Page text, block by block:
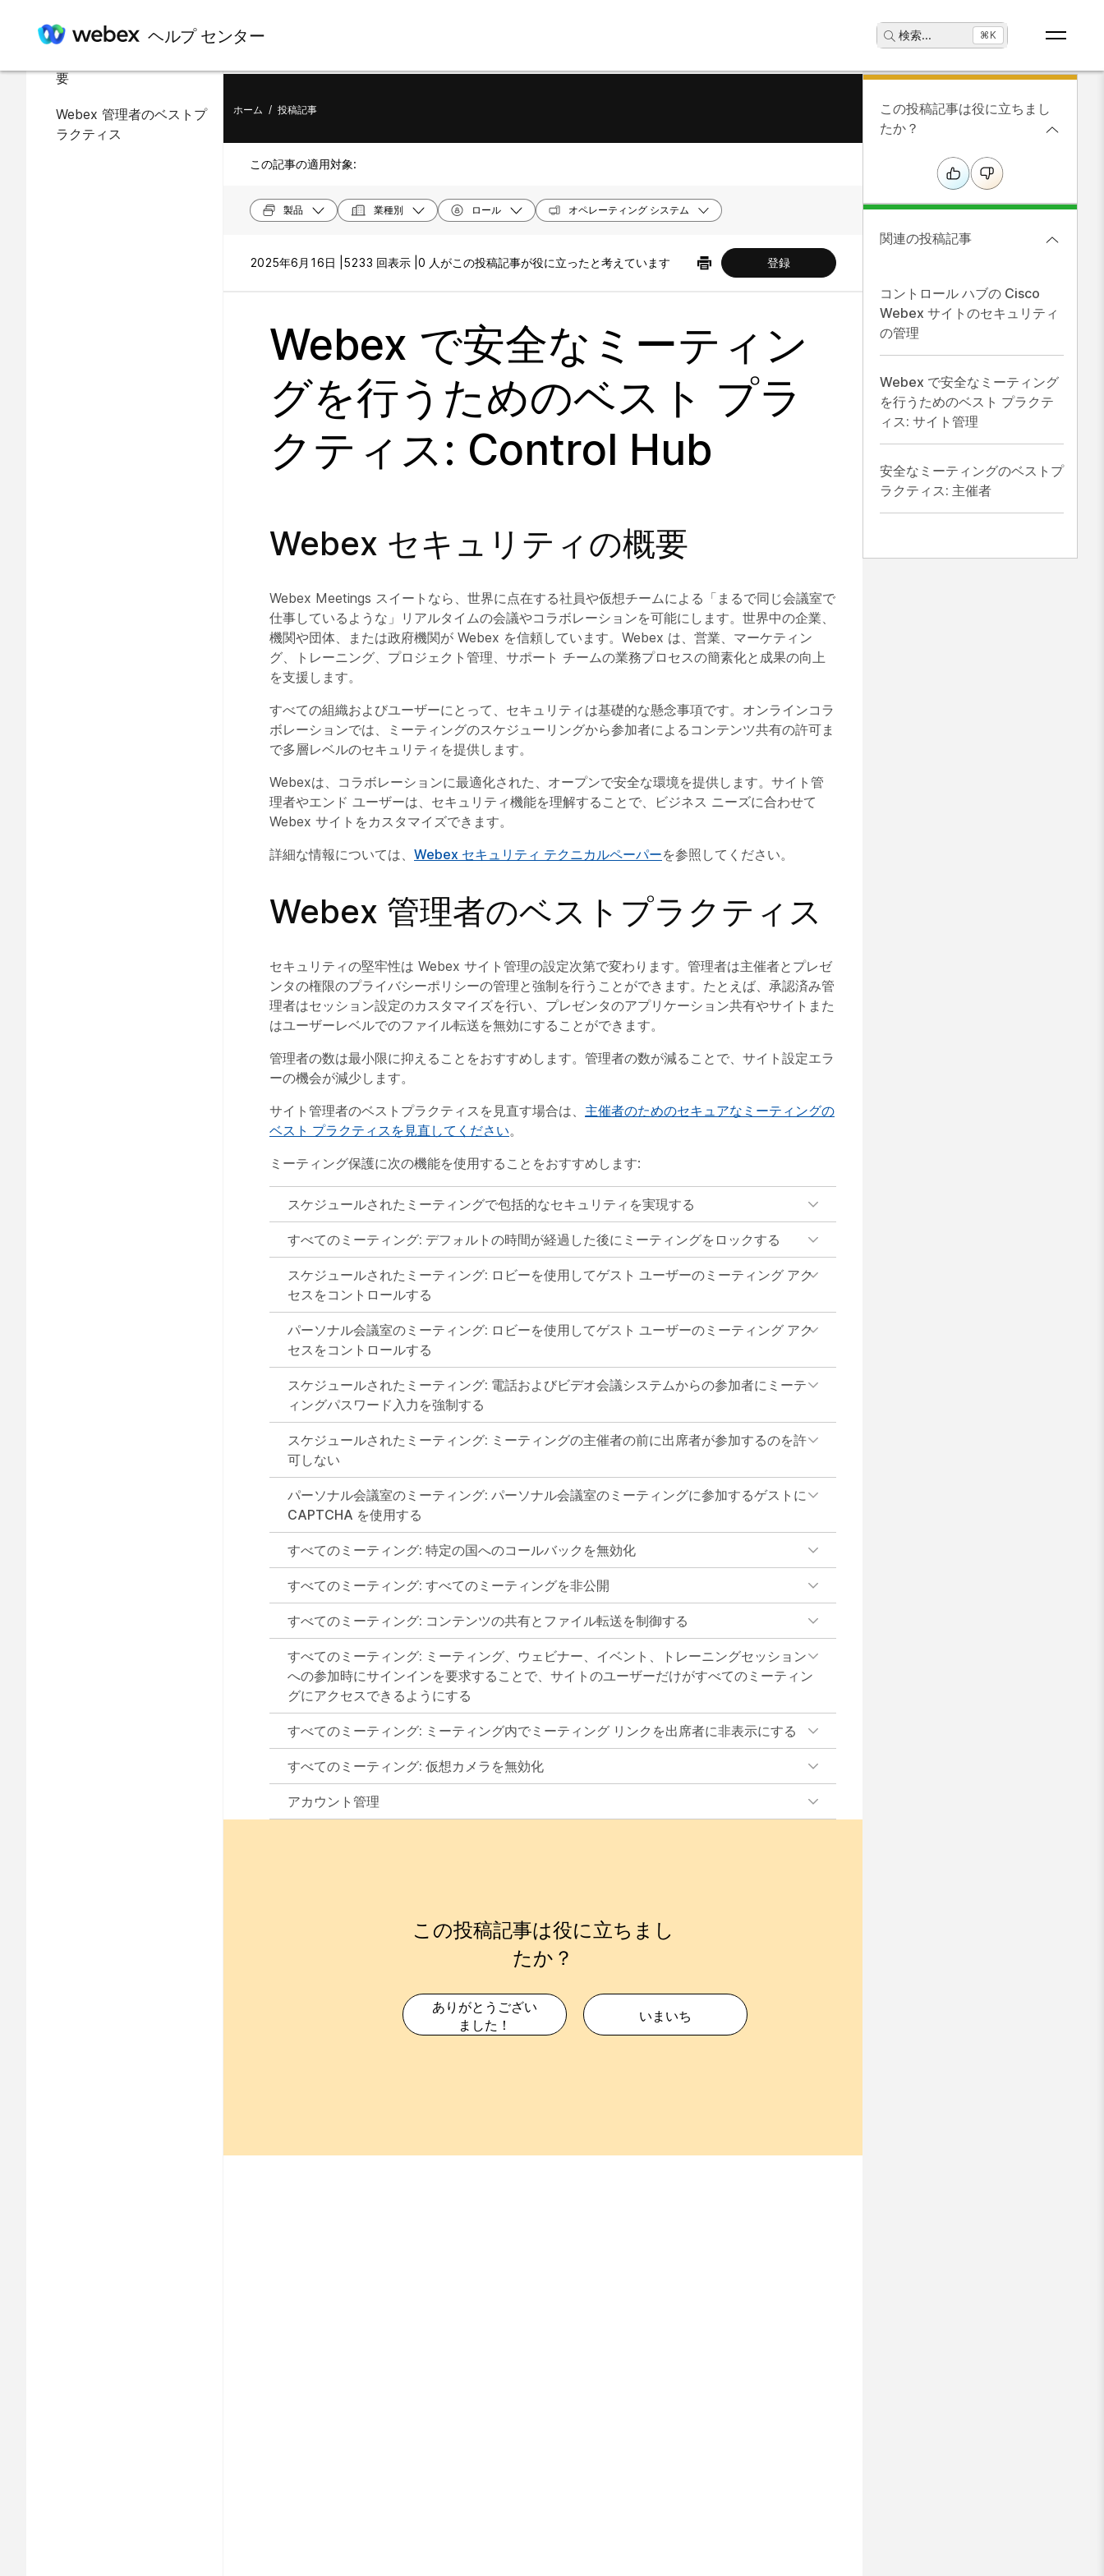
ヘルプ センター 検索... ⌘K
この記事の内容
要
Webex 管理者のベストプ
ラクティス
ホーム / 投稿記事
この記事の適用対象:
製品 業種別 ロール オペレーティング システム
2025年6月16日 | 5233 回表示 | 0 人がこの投稿記事が役に立ったと考えています 登録
Webex で安全なミーティン
グを行うためのベスト プラ
クティス: Control Hub
Webex セキュリティの概要
Webex Meetings スイートなら、世界に点在する社員や仮想チームによる「まるで同じ会議室で
仕事しているような」リアルタイムの会議やコラボレーションを可能にします。世界中の企業、
機関や団体、または政府機関が Webex を信頼しています。Webex は、営業、マーケティン
グ、トレーニング、プロジェクト管理、サポート チームの業務プロセスの簡素化と成果の向上
を支援します。
すべての組織およびユーザーにとって、セキュリティは基礎的な懸念事項です。オンラインコラ
ボレーションでは、ミーティングのスケジューリングから参加者によるコンテンツ共有の許可ま
で多層レベルのセキュリティを提供します。
Webexは、コラボレーションに最適化された、オープンで安全な環境を提供します。サイト管
理者やエンド ユーザーは、セキュリティ機能を理解することで、ビジネス ニーズに合わせて
Webex サイトをカスタマイズできます。
詳細な情報については、 Webex セキュリティ テクニカルペーパーを参照してください。
Webex 管理者のベストプラクティス
セキュリティの堅牢性は Webex サイト管理の設定次第で変わります。管理者は主催者とプレゼ
ンタの権限のプライバシーポリシーの管理と強制を行うことができます。たとえば、承認済み管
理者はセッション設定のカスタマイズを行い、プレゼンタのアプリケーション共有やサイトまた
はユーザーレベルでのファイル転送を無効にすることができます。
管理者の数は最小限に抑えることをおすすめします。管理者の数が減ることで、サイト設定エラ
ーの機会が減少します。
サイト管理者のベストプラクティスを見直す場合は、 主催者のためのセキュアなミーティングの
ベスト プラクティスを見直してください。
ミーティング保護に次の機能を使用することをおすすめします:
スケジュールされたミーティングで包括的なセキュリティを実現する
すべてのミーティング: デフォルトの時間が経過した後にミーティングをロックする
スケジュールされたミーティング: ロビーを使用してゲスト ユーザーのミーティング アク
セスをコントロールする
パーソナル会議室のミーティング: ロビーを使用してゲスト ユーザーのミーティング アク
セスをコントロールする
スケジュールされたミーティング: 電話およびビデオ会議システムからの参加者にミーテ
ィングパスワード入力を強制する
スケジュールされたミーティング: ミーティングの主催者の前に出席者が参加するのを許
可しない
パーソナル会議室のミーティング: パーソナル会議室のミーティングに参加するゲストに
CAPTCHA を使用する
すべてのミーティング: 特定の国へのコールバックを無効化
すべてのミーティング: すべてのミーティングを非公開
すべてのミーティング: コンテンツの共有とファイル転送を制御する
すべてのミーティング: ミーティング、ウェビナー、イベント、トレーニングセッション
への参加時にサインインを要求することで、サイトのユーザーだけがすべてのミーティン
グにアクセスできるようにする
すべてのミーティング: ミーティング内でミーティング リンクを出席者に非表示にする
すべてのミーティング: 仮想カメラを無効化
アカウント管理
この投稿記事は役に立ちまし
たか？
ありがとうござい
ました！
いまいち
この投稿記事は役に立ちまし
たか？
関連の投稿記事
コントロール ハブの Cisco
Webex サイトのセキュリティ
の管理
Webex で安全なミーティング
を行うためのベスト プラクテ
ィス: サイト管理
安全なミーティングのベストプ
ラクティス: 主催者